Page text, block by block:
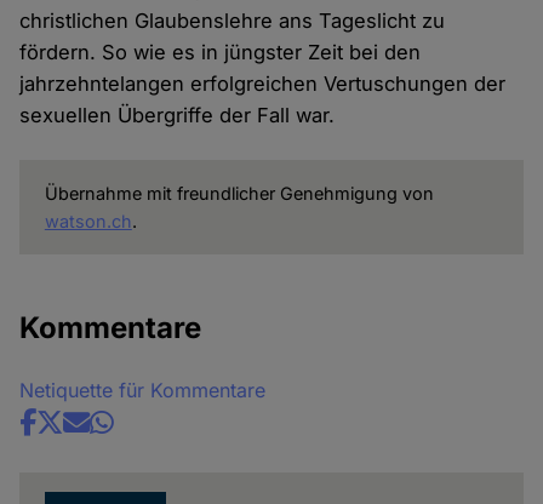
christlichen Glaubenslehre ans Tageslicht zu
fördern. So wie es in jüngster Zeit bei den
jahrzehntelangen erfolgreichen Vertuschungen der
sexuellen Übergriffe der Fall war.
Übernahme mit freundlicher Genehmigung von
watson.ch.
Kommentare
Netiquette für Kommentare
Share